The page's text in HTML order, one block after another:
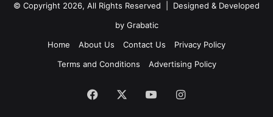
© Copyright 2026, All Rights Reserved | Designed & Developed
by Grabatic
Home
About Us Contact Us
Privacy Policy
Terms and Conditions
Advertising Policy
Facebook YouTubeInstagram